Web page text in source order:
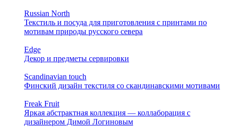
Russian North
Текстиль и посуда для приготовления с принтами по
мотивам природы русского севера
Edge
Декор и предметы сервировки
Scandinavian touch
Финский дизайн текстиля со скандинавскими мотивами
Freak Fruit
Яркая абстрактная коллекция — коллаборация с
дизайнером Димой Логиновым